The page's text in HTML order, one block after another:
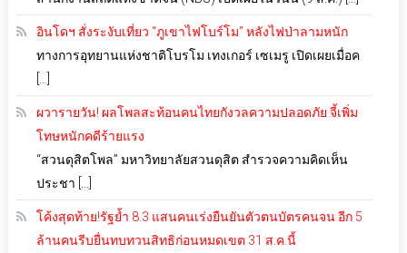
อินโดฯ สั่งระงับเที่ยว “ภูเขาไฟโบร์โม” หลังไฟป่าลามหนัก
ทางการอุทยานแห่งชาติโบรโม เทงเกอร์ เซเมรู เปิดเผยเมื่อค
[…]
ผวารายวัน! ผลโพลสะท้อนคนไทยกังวลความปลอดภัย จี้เพิ่ม
โทษหนักคดีร้ายแรง
“สวนดุสิตโพล” มหาวิทยาลัยสวนดุสิต สำรวจความคิดเห็น
ประชา […]
โค้งสุดท้าย!รัฐย้ำ 8.3 แสนคนเร่งยืนยันตัวตนบัตรคนจน อีก 5
ล้านคนรีบยื่นทบทวนสิทธิก่อนหมดเขต 31 ส.ค.นี้